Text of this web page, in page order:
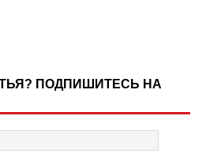
ПОДПИШИТЕСЬ НА